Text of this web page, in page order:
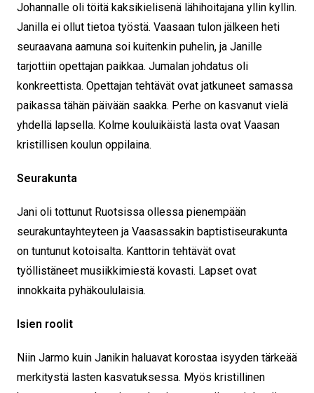
Johannalle oli töitä kaksikielisenä lähihoitajana yllin kyllin.
Janilla ei ollut tietoa työstä. Vaasaan tulon jälkeen heti
seuraavana aamuna soi kuitenkin puhelin, ja Janille
tarjottiin opettajan paikkaa. Jumalan johdatus oli
konkreettista. Opettajan tehtävät ovat jatkuneet samassa
paikassa tähän päivään saakka. Perhe on kasvanut vielä
yhdellä lapsella. Kolme kouluikäistä lasta ovat Vaasan
kristillisen koulun oppilaina.
Seurakunta
Jani oli tottunut Ruotsissa ollessa pienempään
seurakuntayhteyteen ja Vaasassakin baptistiseurakunta
on tuntunut kotoisalta. Kanttorin tehtävät ovat
työllistäneet musiikkimiestä kovasti. Lapset ovat
innokkaita pyhäkoululaisia.
Isien roolit
Niin Jarmo kuin Janikin haluavat korostaa isyyden tärkeää
merkitystä lasten kasvatuksessa. Myös kristillinen